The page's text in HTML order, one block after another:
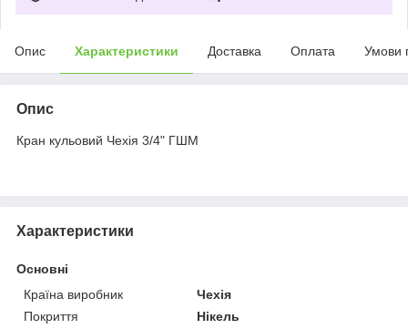
Опис Характеристики Доставка Оплата Умови
Опис
Кран кульовий Чехія 3/4" ГШМ
Характеристики
Основні
Країна виробник
Чехія
Покриття
Нікель